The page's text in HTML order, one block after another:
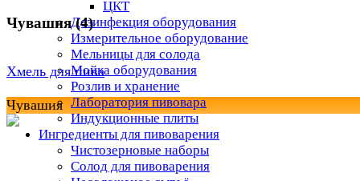
ЦКТ
Дезинфекция оборудования
Измерительное оборудование
Мельницы для солода
Мойка оборудования
Розлив и хранение
Лаборатория пивовара
Индукционные плиты
Ингредиенты для пивоварения
Чистозерновые наборы
Солод для пивоварения
Чувашия (4)
Хмель для пива
Чувашия